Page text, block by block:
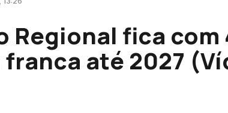
Regional fica com
franca até 2027